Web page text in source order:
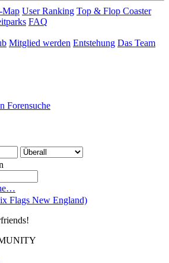
Map User Ranking Top & Flop Coaster
FAQ
Mitglied werden Entstehung Das Team
Forensuche